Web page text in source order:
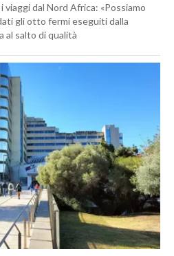
dal Nord Africa: «Possiamo
gli otto fermi eseguiti dalla
al salto di qualità